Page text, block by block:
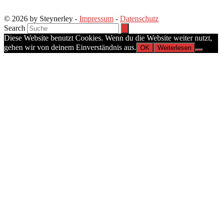
© 2026 by Steynerley - Impressum - Datenschutz
Search
Diese Website benutzt Cookies. Wenn du die Website weiter nutzt,
gehen wir von deinem Einverständnis aus. OK Weiterlesen